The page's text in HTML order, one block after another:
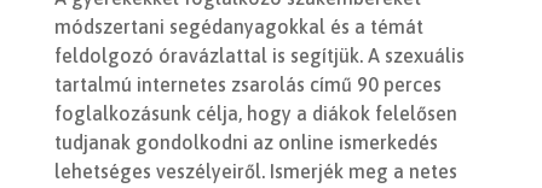
módszertani segédanyagokkal és a témát
feldolgozó óravázlattal is segítjük. A szexuális
tartalmú internetes zsarolás című 90 perces
foglalkozásunk célja, hogy a diákok felelősen
tudjanak gondolkodni az online ismerkedés
lehetséges veszélyeiről. Ismerjék meg a netes